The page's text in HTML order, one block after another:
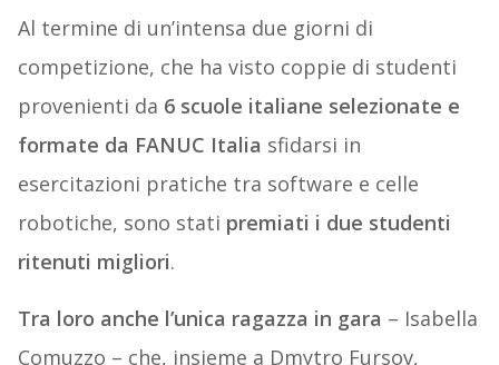
Al termine di un’intensa due giorni di
competizione, che ha visto coppie di studenti
provenienti da 6 scuole italiane selezionate e
formate da FANUC Italia sfidarsi in
esercitazioni pratiche tra software e celle
robotiche, sono stati premiati i due studenti
ritenuti migliori.
Tra loro anche l’unica ragazza in gara – Isabella
Comuzzo – che, insieme a Dmytro Fursov,